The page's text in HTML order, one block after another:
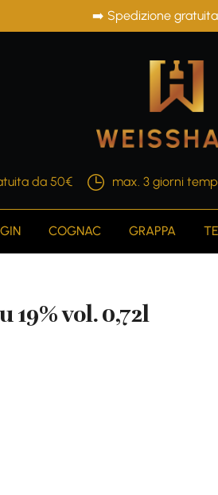
➡️ Spedizione
da 50€ max. 3 giorni
GIN COGNAC GRAPPA
vol. 0,72l